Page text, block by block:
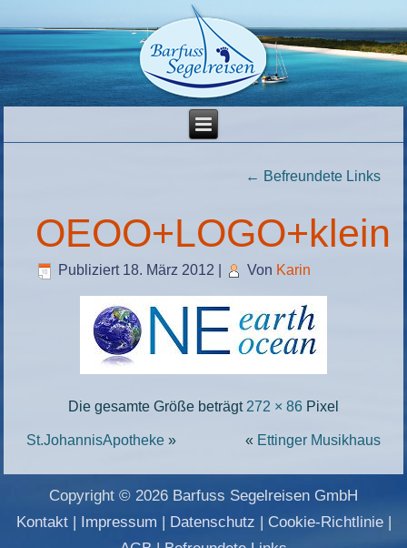
← Befreundete Links
OEOO+LOGO+klein
Publiziert 18. März 2012 Von Karin
Die gesamte Größe beträgt 272 × 86 Pixel
St.JohannisApotheke » « Ettinger Musikhaus
Copyright © 2026 Barfuss Segelreisen GmbH
Kontakt| Impressum | Datenschutz | Cookie-Richtlinie|